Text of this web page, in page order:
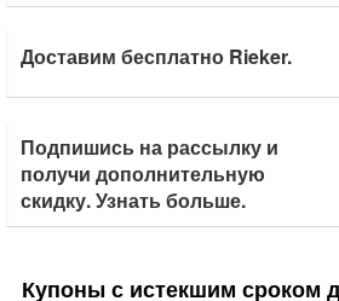
Доставим бесплатно Rieker.
Подпишись на рассылку и
получи дополнительную
скидку. Узнать больше.
Купоны с истекшим сроком